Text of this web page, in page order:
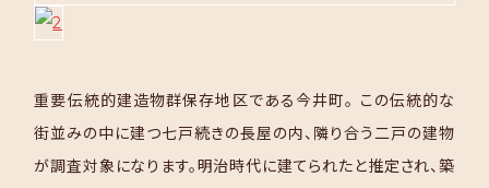
重要伝統的建造物群保存地区である今井町。 この伝統的な
街並みの中に建つ七戸続きの長屋の内、隣り合う二戸の建物
が調査対象になります。明治時代に建てられたと推定され、築